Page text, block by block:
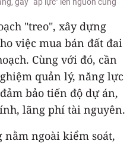
"treo", xây dựng
việc mua bán đất đai
Cùng với đó, cần
quản lý, năng lực
bảo tiến độ dự án,
lãng phí tài nguyên.
nằm ngoài kiểm soát,